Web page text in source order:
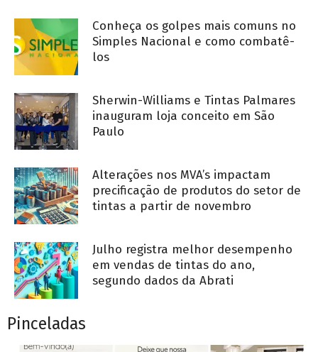
Conheça os golpes mais comuns no
Simples Nacional e como combatê-
los
Sherwin-Williams e Tintas Palmares
inauguram loja conceito em São
Paulo
Alterações nos MVA’s impactam
precificação de produtos do setor de
tintas a partir de novembro
Julho registra melhor desempenho
em vendas de tintas do ano,
segundo dados da Abrati
Pinceladas